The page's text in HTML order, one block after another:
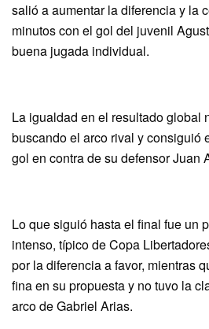
salió a aumentar la diferencia y la
minutos con el gol del juvenil
buena jugada individual.
La igualdad en el resultado global
buscando el arco rival y consiguió
gol en contra de su defensor Juan
Lo que siguió hasta el final fue un
intenso, típico de Copa
por la diferencia a favor, mientras
fina en su propuesta y no tuvo la
arco de Gabriel Arias.